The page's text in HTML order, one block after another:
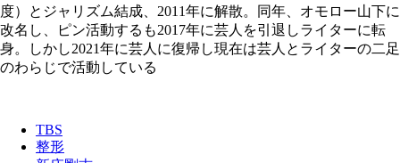
度）とジャリズム結成、2011年に解散。同年、オモロー山下に
改名し、ピン活動するも2017年に芸人を引退しライターに転
身。しかし2021年に芸人に復帰し現在は芸人とライターの二足
のわらじで活動している
TBS
整形